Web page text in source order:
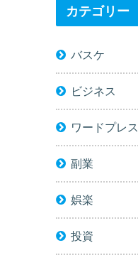
カテゴリー
バスケ
ビジネス
ワードプレス
副業
娯楽
投資